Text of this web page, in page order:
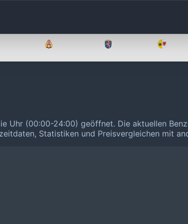
Uhr (00:00-24:00) geöffnet. Die aktuellen
Statistiken und Preisvergleichen mit